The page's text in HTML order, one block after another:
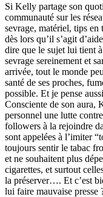
Si Kelly partage son
communauté sur les
sevrage, matériel, tips
dès lors qu’il s’agit
dire que le sujet lui tient
sevrage sereinement et
arrivée, tout le monde
santé de ses proches,
possible. Et je pense
Consciente de son aura,
personnel une lutte
followers à la rejoindre
sont appelées à l’imiter
toujours sentir le tabac
et ne souhaitent plus
cigarettes, et surtout
la préserver…. Et c’est
lui faire mauvaise presse